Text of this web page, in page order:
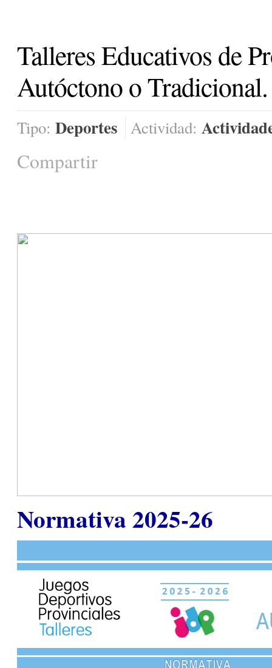
Talleres Educativos de
Autóctono o
Tipo: Deportes Actividad:
Compartir
Normativa 2025-26